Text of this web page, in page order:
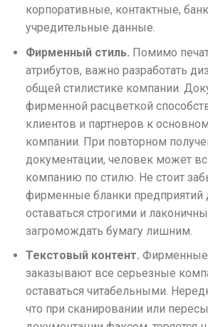
корпоративные, контактные,
учредительные данные.
Фирменный стиль. Помимо
атрибутов, важно разработать
общей стилистике компании.
фирменной расцветкой
клиентов и партнеров к
компании. При повторном
документации, человек может
компанию по стилю. Не стоит
фирменные бланки
оставаться строгими и
загромождать бумагу лишним.
Текстовый контент. Фирменные
заказывают все серьезные
оставаться читабельными.
что при сканировании или